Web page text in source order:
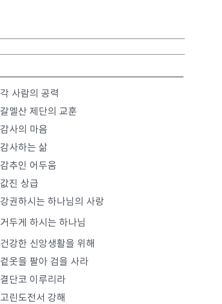
각 사람의 공력
갈멜산 제단의 교훈
감사의 마음
감사하는 삶
감추인 어두움
값진 상급
강권하시는 하나님의 사랑
거두게 하시는 하나님
건강한 신앙생활을 위해
겉옷을 팔아 검을 사라
결단코 이루리라
고린도전서 강해